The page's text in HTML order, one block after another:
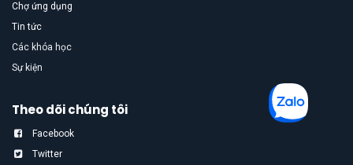
Chợ ứng dụng
Tin tức
Các khóa học
Sự kiện
Theo dõi chúng tôi
Facebook
Twitter